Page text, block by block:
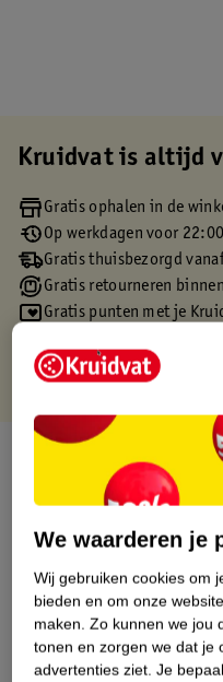
Kruidvat is altijd
Gratis ophalen in de
Op werkdagen voor
Gratis thuisbezorgd
Gratis retourneren
Gratis punten met je
Over dit product
Productinformatie
Etiketinformatie
Nature Impact Score
Dit
We waarderen je
Wij gebruiken cookies om
bieden en om onze
maken. Zo kunnen we jou
tonen en zorgen we dat je
advertenties ziet. Je